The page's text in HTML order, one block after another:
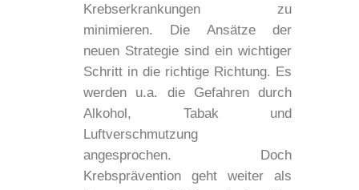
Krebserkrankungen zu
minimieren. Die Ansätze der
neuen Strategie sind ein wichtiger
Schritt in die richtige Richtung. Es
werden u.a. die Gefahren durch
Alkohol, Tabak und
Luftverschmutzung
angesprochen. Doch
Krebsprävention geht weiter als